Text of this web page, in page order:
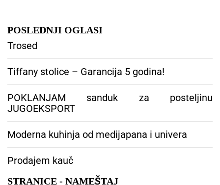
POSLEDNJI OGLASI
Trosed
Tiffany stolice – Garancija 5 godina!
POKLANJAM sanduk za posteljinu
JUGOEKSPORT
Moderna kuhinja od medijapana i univera
Prodajem kauč
STRANICE - NAMEŠTAJ